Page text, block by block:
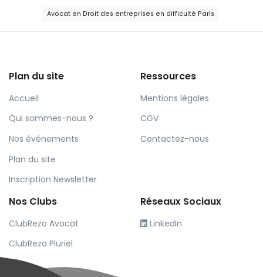
Avocat en Droit des entreprises en difficulté Paris
Plan du site
Accueil
Qui sommes-nous ?
Nos événements
Plan du site
Inscription Newsletter
Ressources
Mentions légales
CGV
Contactez-nous
Nos Clubs
ClubRezo Avocat
ClubRezo Pluriel
Réseaux Sociaux
LinkedIn